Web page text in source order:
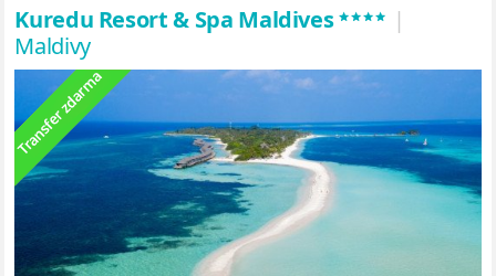
Kuredu Resort & Spa Maldives**** |
Maldivy